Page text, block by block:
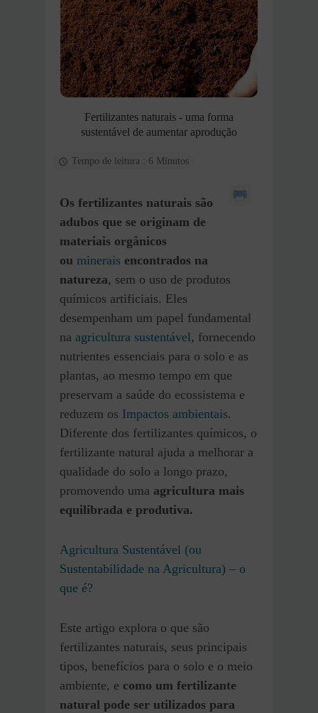
Fertilizantes naturais - uma forma
sustentável de aumentar aprodução
Tempo de leitura : 6 Minutos
Os fertilizantes naturais são
adubos que se originam de
materiais orgânicos
ou minerais encontrados na
natureza, sem o uso de produtos
químicos artificiais. Eles
desempenham um papel fundamental
na agricultura sustentável, fornecendo
nutrientes essenciais para o solo e as
plantas, ao mesmo tempo em que
preservam a saúde do ecossistema e
reduzem os Impactos ambientais.
Diferente dos fertilizantes químicos, o
fertilizante natural ajuda a melhorar a
qualidade do solo a longo prazo,
promovendo uma agricultura mais
equilibrada e produtiva.
Agricultura Sustentável (ou
Sustentabilidade na Agricultura) – o
que é?
Este artigo explora o que são
fertilizantes naturais, seus principais
tipos, benefícios para o solo e o meio
ambiente, e como um fertilizante
natural pode ser utilizados para